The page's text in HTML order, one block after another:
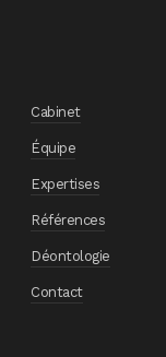
Cabinet
Équipe
Expertises
Références
Déontologie
Contact